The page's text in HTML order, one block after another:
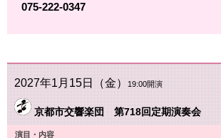
075-222-0347
2027年1月15日（金）19:00開演
京都市交響楽団 第718回定期演奏会
演目・内容